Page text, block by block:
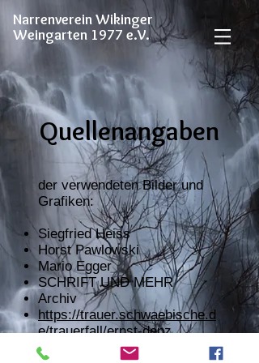
Narrenverein Wikinger
Weingarten 1977 e.V.
Quellenangaben
der verwendeten Bilder und
Grafiken:
Siegfried Heiss
Horst Pawlowski
Mario Egger
SCHRIFT UND MEHR
Archiv
https://trauer.schwaebische.d
e/trauerfall/ernst-denz